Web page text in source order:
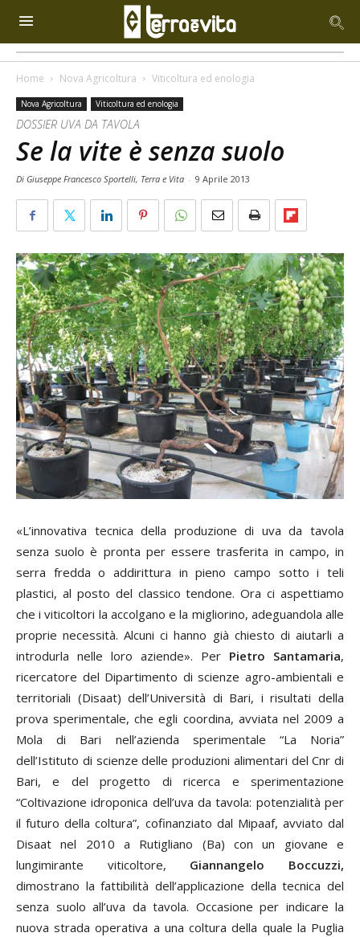
Home Nova Agricoltura Viticoltura ed enologia
Nova Agricoltura Viticoltura ed enologia
DOSSIER UVA DA TAVOLA
Se la vite è senza suolo
Di Giuseppe Francesco Sportelli, Terra e Vita - 9 Aprile 2013
«L’innovativa tecnica della produzione di uva da tavola
senza suolo è pronta per essere trasferita in campo, in
serra fredda o addirittura in pieno campo sotto i teli
plastici, al posto del classico tendone. Ora ci aspettiamo
che i viticoltori la accolgano e la migliorino, adeguandola alle
proprie necessità. Alcuni ci hanno già chiesto di aiutarli a
introdurla nelle loro aziende». Per Pietro Santamaria,
ricercatore del Dipartimento di scienze agro-ambientali e
territoriali (Disaat) dell’Università di Bari, i risultati della
prova sperimentale, che egli coordina, avviata nel 2009 a
Mola di Bari nell’azienda sperimentale “La Noria”
dell’Istituto di scienze delle produzioni alimentari del Cnr di
Bari, e del progetto di ricerca e sperimentazione
“Coltivazione idroponica dell’uva da tavola: potenzialità per
il futuro della coltura”, cofinanziato dal Mipaaf, avviato dal
Disaat nel 2010 a Rutigliano (Ba) con un giovane e
lungimirante viticoltore, Giannangelo Boccuzzi,
dimostrano la fattibilità dell’applicazione della tecnica del
senza suolo all’uva da tavola. Occasione per indicare la
nuova strada operativa a una coltura della quale la Puglia